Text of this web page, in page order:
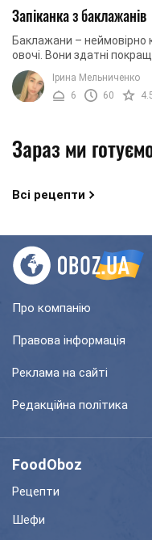
Запіканка з баклажанів
Баклажани – неймовірно
овочі. Вони здатні
пам'ять, а також служать
прекрасним
того, вживання
Ірина Мельниченко
6
60
Зараз ми
Всі рецепти
Про компанію
Правова інформація
Реклама на сайті
Редакційна політика
FoodOboz
Рецепти
Шефи